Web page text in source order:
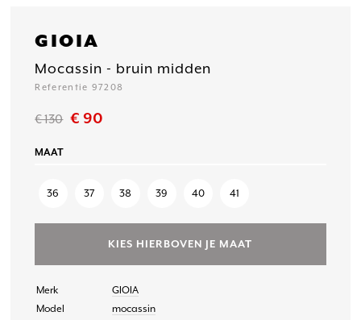
GIOIA
Mocassin - bruin midden
Referentie 97208
€ 130 € 90
MAAT
36 37 38 39 40 41
KIES HIERBOVEN JE MAAT
Merk
GIOIA
Model
mocassin